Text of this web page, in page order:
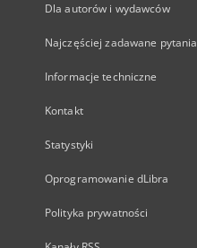
Dla autorów i wydawców
Najczęściej zadawane pytania
Informacje techniczne
Kontakt
Statystyki
Oprogramowanie dLibra
Polityka prywatności